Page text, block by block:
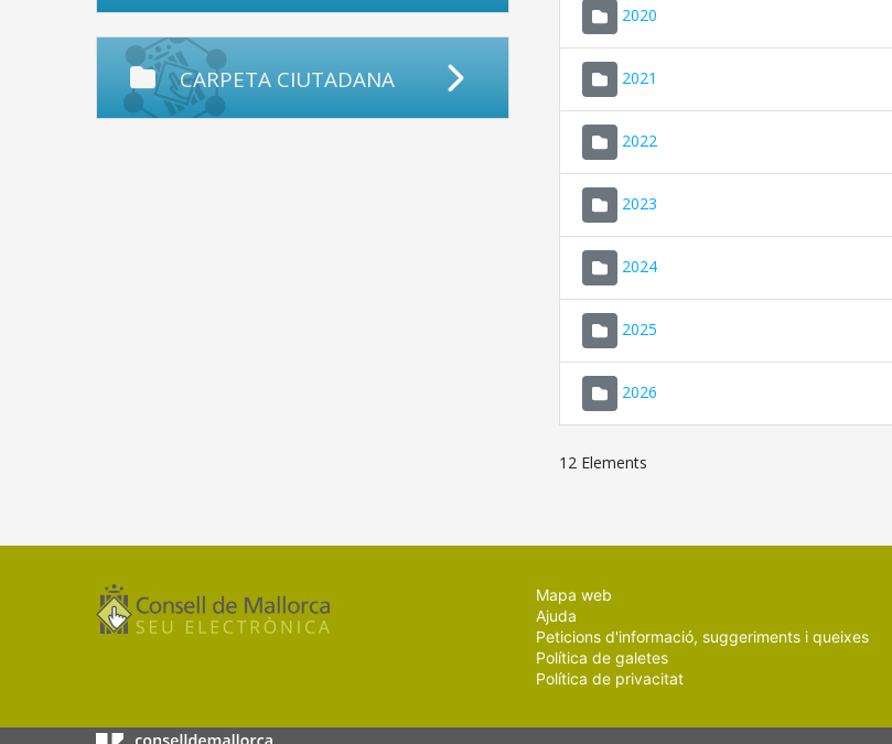
CARPETA CIUTADANA
2020
2021
2022
2023
2024
2025
2026
12 Elements
Mapa web
Ajuda
Peticions d'informació, suggeriments i queixes
Política de galetes
Política de privacitat